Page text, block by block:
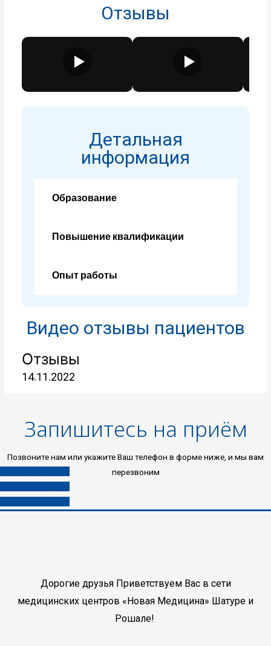
Отзывы
Детальная
информация
Образование
Повышение квалификации
Опыт работы
Видео отзывы пациентов
Отзывы
14.11.2022
Запишитесь на приём
Позвоните нам или укажите Ваш телефон в форме ниже, и мы вам
перезвоним
Дорогие друзья Приветствуем Вас в сети
медицинских центров «Новая Медицина» Шатуре и
Рошале!